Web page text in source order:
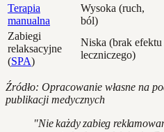
Terapia
manualna
Wysoka (ruch,
ból)
Zabiegi
relaksacyjne
(SPA)
Niska (brak efektu
leczniczego)
Źródło: Opracowanie własne na
publikacji medycznych
"Nie każdy zabieg